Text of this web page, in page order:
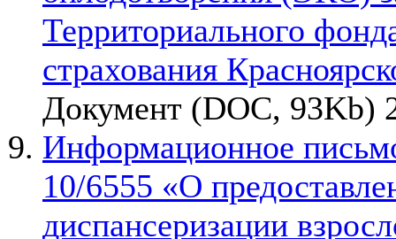
Территориального
страхования
Документ (DOC, 93Kb)
Информационное
10/6555 «О
диспансеризации